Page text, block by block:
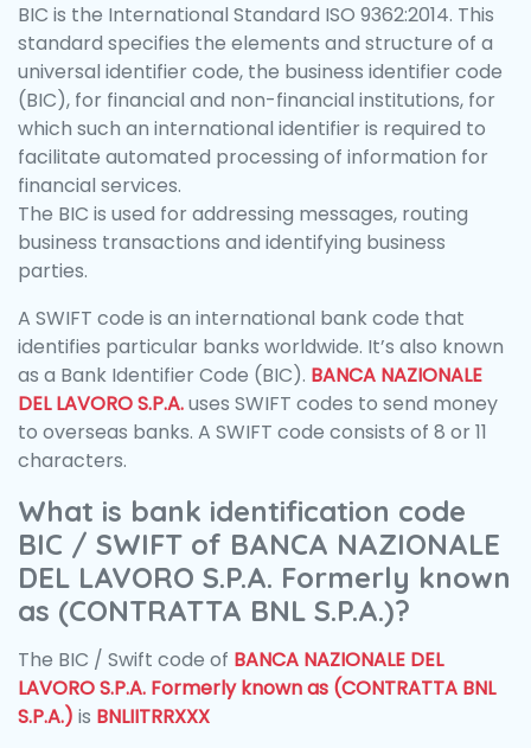
BIC is the International Standard ISO 9362:2014. This
standard specifies the elements and structure of a
universal identifier code, the business identifier code
(BIC), for financial and non-financial institutions, for
which such an international identifier is required to
facilitate automated processing of information for
financial services.
The BIC is used for addressing messages, routing
business transactions and identifying business
parties.
A SWIFT code is an international bank code that
identifies particular banks worldwide. It’s also known
as a Bank Identifier Code (BIC). BANCA NAZIONALE
DEL LAVORO S.P.A.uses SWIFT codes to send money
to overseas banks. A SWIFT code consists of 8 or 11
characters.
What is bank identification code
BIC / SWIFT of BANCA NAZIONALE
DEL LAVORO S.P.A. Formerly known
as (CONTRATTA BNL S.P.A.)?
The BIC / Swift code of BANCA NAZIONALE DEL
LAVORO S.P.A. Formerly known as (CONTRATTA BNL
S.P.A.) is BNLIITRRXXX